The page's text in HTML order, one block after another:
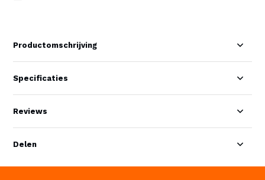
Productomschrijving
Specificaties
Reviews
Delen